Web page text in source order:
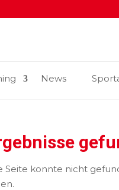
News
Seite konnte nicht